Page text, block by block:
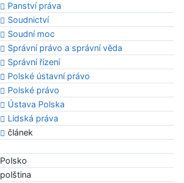
Panství práva
Soudnictví
Soudní moc
Správní právo a správní věda
Správní řízení
Polské ústavní právo
Polské právo
Ústava Polska
Lidská práva
článek
Polsko
polština